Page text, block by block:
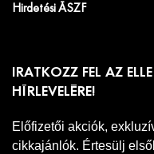
Hirdetési ÁSZF
IRATKOZZ FEL AZ
HÍRLEVELÉRE!
Előfizetői akciók,
cikkajánlók. Értesülj